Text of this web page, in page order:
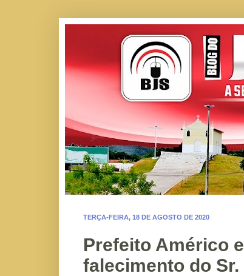
TERÇA-FEIRA, 18 DE AGOSTO DE 2020
Prefeito Américo
falecimento do